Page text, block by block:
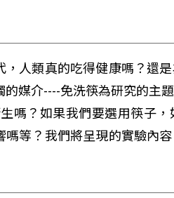
人類真的吃得健康嗎？還
媒介----免洗筷為研究的主
嗎？如果我們要選用筷子
等？我們將呈現的實驗內